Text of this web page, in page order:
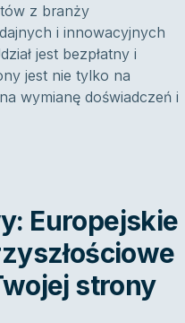
z branży
i innowacyjnych
jest bezpłatny i
jest nie tylko na
wymianę doświadczeń i
Europejskie
strony